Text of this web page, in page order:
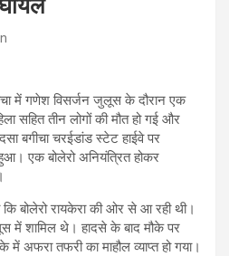
में गणेश विसर्जन जुलूस के दौरान एक
सहित तीन लोगों की मौत हो गई और
बगीचा चरईडांड स्टेट हाईवे पर
एक बोलेरो अनियंत्रित होकर
कि बोलेरो रायकेरा की ओर से आ रही थी।
में शामिल थे। हादसे के बाद मौके पर
अफरा तफरी का माहौल व्याप्त हो गया।